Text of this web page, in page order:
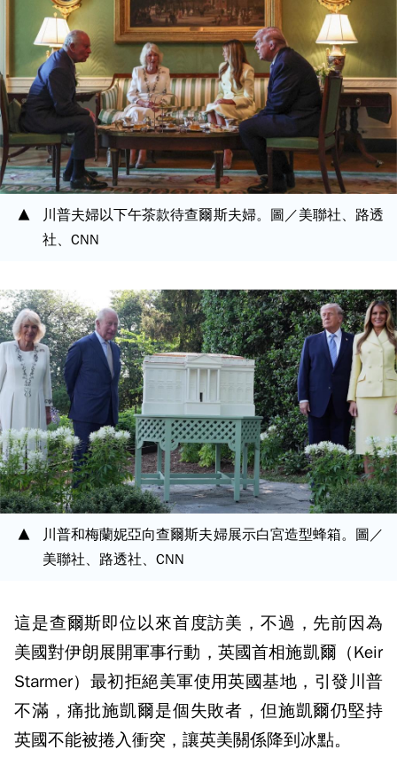
川普夫婦以下午茶款待查爾斯夫婦。圖／美聯社、路透
社、CNN
川普和梅蘭妮亞向查爾斯夫婦展示白宮造型蜂箱。圖／
美聯社、路透社、CNN
這是查爾斯即位以來首度訪美，不過，先前因為
美國對伊朗展開軍事行動，英國首相施凱爾（Keir
Starmer）最初拒絕美軍使用英國基地，引發川普
不滿，痛批施凱爾是個失敗者，但施凱爾仍堅持
英國不能被捲入衝突，讓英美關係降到冰點。